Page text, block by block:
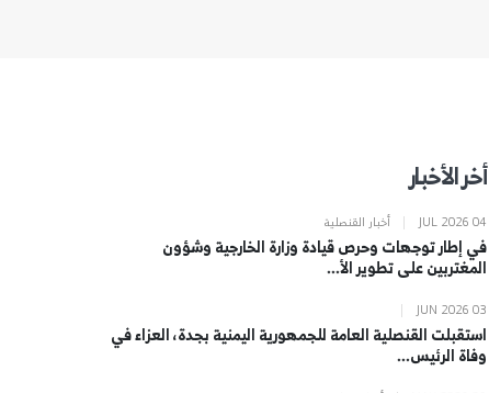
أخر الأخبار
JUL 2026 04
| أخبار القنصلية
في إطار توجهات وحرص قيادة وزارة الخارجية وشؤون
المغتربين على تطوير الأ...
JUN 2026 03
|
استقبلت القنصلية العامة للجمهورية اليمنية بجدة، العزاء في
وفاة الرئيس...